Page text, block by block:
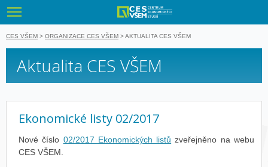
VŠEM -
CES VŠEM > ORGANIZACE CES VŠEM >AKTUALITA CES VŠEM
Aktualita CES VŠEM
Ekonomické listy 02/2017
Nové číslo 02/2017 Ekonomických listů zveřejněno na webu
CES VŠEM.